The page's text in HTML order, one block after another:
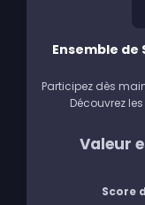
Ensemble
Participez dès
Découvrez
Valeur
Score